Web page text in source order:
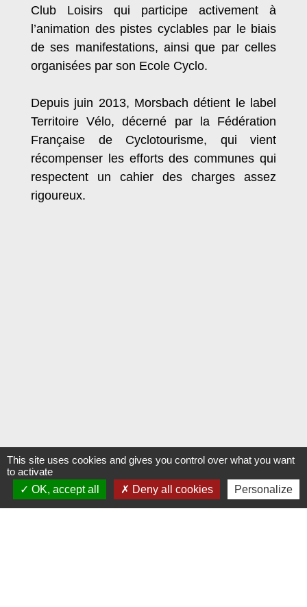
Club Loisirs qui participe activement à
l’animation des pistes cyclables par le biais
de ses manifestations, ainsi que par celles
organisées par son Ecole Cyclo.
Depuis juin 2013, Morsbach détient le label
Territoire Vélo, décerné par la Fédération
Française de Cyclotourisme, qui vient
récompenser les efforts des communes qui
respectent un cahier des charges assez
rigoureux.
This site uses cookies and gives you control over what you want
to activate
OK, accept all
Deny all cookies Personalize